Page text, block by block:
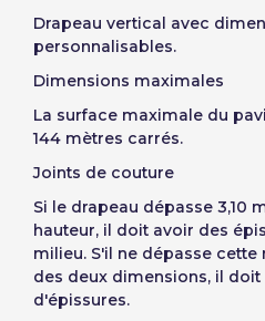
Drapeau vertical avec
personnalisables.
Dimensions maximales
La surface maximale du
144 mètres carrés.
Joints de couture
Si le drapeau dépasse 3,10
hauteur, il doit avoir des
milieu. S'il ne dépasse
des deux dimensions, il
d'épissures.